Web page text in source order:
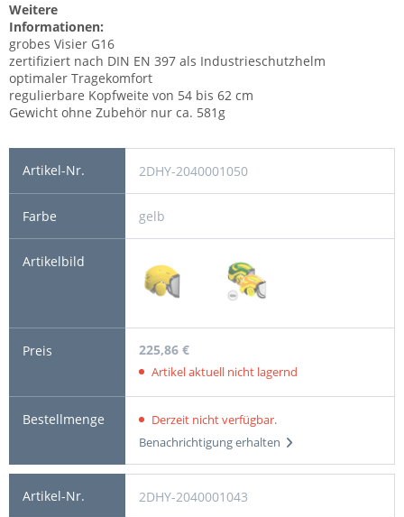
Weitere
Informationen:
grobes Visier G16
zertifiziert nach DIN EN 397 als Industrieschutzhelm
optimaler Tragekomfort
regulierbare Kopfweite von 54 bis 62 cm
Gewicht ohne Zubehör nur ca. 581g
2DHY-2040001050
gelb
225,86 €
Artikel aktuell nicht lagernd
Derzeit nicht verfügbar.
Benachrichtigung erhalten
2DHY-2040001043